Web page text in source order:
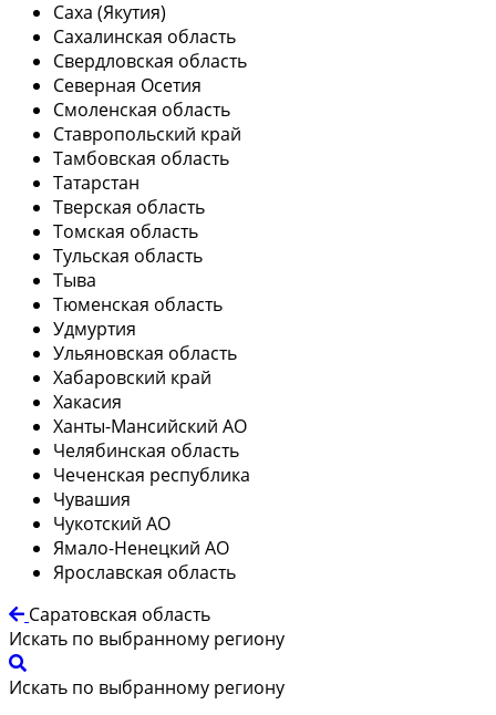
Саха (Якутия)
Сахалинская область
Свердловская область
Северная Осетия
Смоленская область
Ставропольский край
Тамбовская область
Татарстан
Тверская область
Томская область
Тульская область
Тыва
Тюменская область
Удмуртия
Ульяновская область
Хабаровский край
Хакасия
Ханты-Мансийский АО
Челябинская область
Чеченская республика
Чувашия
Чукотский АО
Ямало-Ненецкий АО
Ярославская область
Саратовская область
Искать по выбранному региону
Искать по выбранному региону